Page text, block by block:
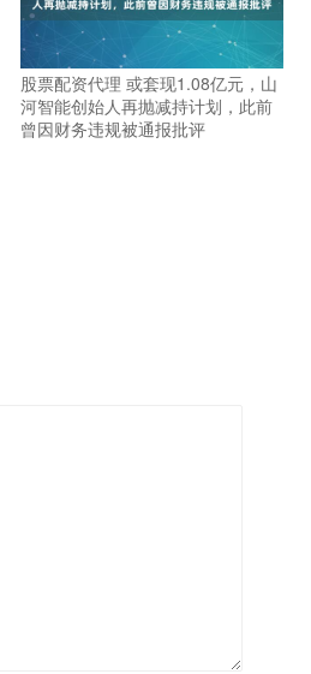
股票配资代理 或套现1.08亿元，山
河智能创始人再抛减持计划，此前
曾因财务违规被通报批评